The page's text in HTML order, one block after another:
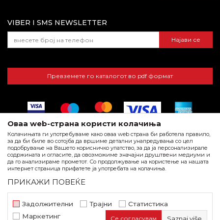
Церада универзална 2x3м
Церади
300
VIBER I SMS NEWSLETTER
Најави се
Превземете го каталогот во pdf формат
Настојуваме да бидеме по прецизни во описот на производите,
гарантираме дека сите информации се комплетни и без грешка.
©2026beorol.mk , Изработено од
. Сите права
Оваа web-страна користи колачиња
Колачињата ги употребуваме како оваа web страна би работела правило,
за да би биле во сотојба да вршиме детални унапредувања со цел
подобрување на Вашето корисничко упатство, за да ја персонализирале
содржината и огласите, да овозможиме значајни друштвени медиуми и
да го анализираме прометот. Со продолжување на користење на нашата
интернет страница прифатете ја употребата на колачиња.
ПРИКАЖИ ПОВЕЌЕ
Задолжителни Трајни
Статистика
Маркетинг
Се согласувам